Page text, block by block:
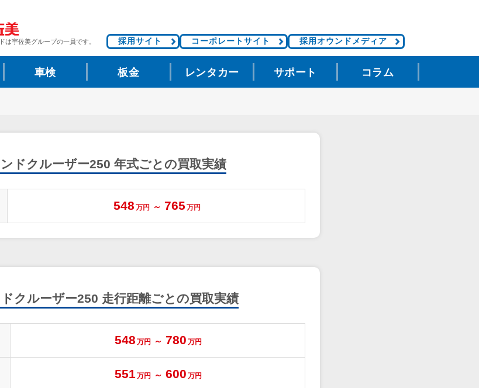
は宇佐美グループの一員です。 採用サイト コーポレートサイト 採用オウンドメディア
車検 板金 レンタカー サポート コラム
ンドクルーザー250 年式ごとの買取実績
548 万円～ 765 万円
クルーザー250 走行距離ごとの買取実績
548 万円 ～ 780 万円
551万円 ～ 600 万円